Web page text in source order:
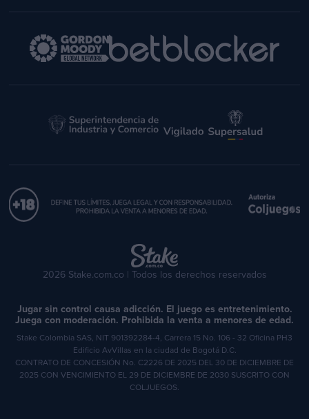
2026 Stake.com.co | Todos los derechos reservados
Jugar sin control causa adicción. El juego es entretenimiento.
Juega con moderación. Prohibida la venta a menores de edad.
Stake Colombia SAS, NIT 901392284-4, Carrera 15 No. 106 - 32 Oficina PH3
Edificio AvVillas en la ciudad de Bogotá D.C.
CONTRATO DE CONCESIÓN No. C2226 DE 2025 DEL 30 DE DICIEMBRE DE
2025 CON VENCIMIENTO EL 29 DE DICIEMBRE DE 2030 SUSCRITO CON
COLJUEGOS.